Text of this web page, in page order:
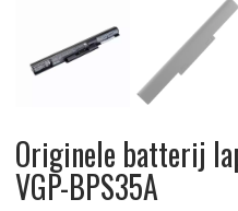
Originele batterij
VGP-BPS35A